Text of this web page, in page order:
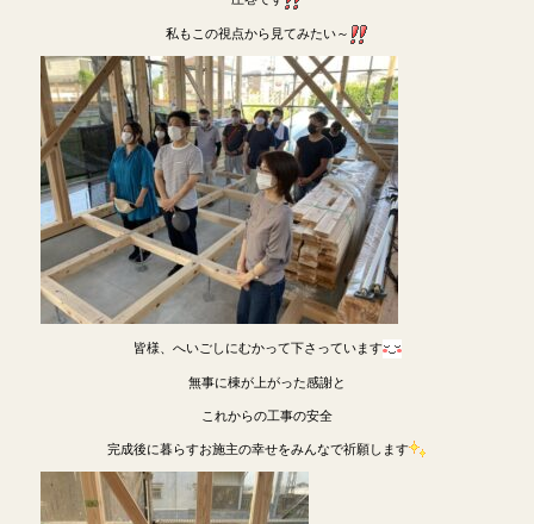
私もこの視点から見てみたい～
皆様、へいごしにむかって下さっています
無事に棟が上がった感謝と
これからの工事の安全
完成後に暮らすお施主の幸せをみんなで祈願します